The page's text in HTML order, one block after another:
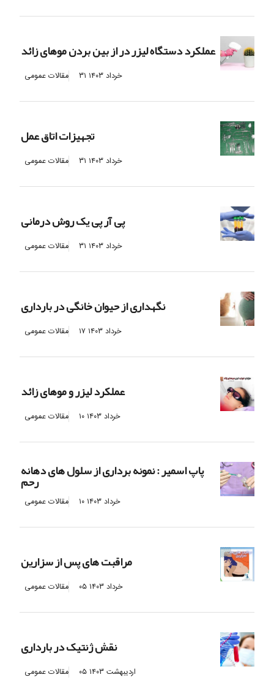
عملکرد دستگاه لیزر در از بین بردن موهای زائد
مقالات عمومی ۳۱ خرداد ۱۴۰۳
تجهیزات اتاق عمل
مقالات عمومی ۳۱ خرداد ۱۴۰۳
پی آر پی یک روش درمانی
مقالات عمومی ۳۱ خرداد ۱۴۰۳
نگهداری از حیوان خانگی در بارداری
مقالات عمومی ۱۷ خرداد ۱۴۰۳
عملکرد لیزر و موهای زائد
مقالات عمومی ۱۰ خرداد ۱۴۰۳
پاپ اسمیر : نمونه برداری از سلول های دهانه
رحم
مقالات عمومی ۱۰ خرداد ۱۴۰۳
مراقبت های پس از سزارین
مقالات عمومی ۰۵ خرداد ۱۴۰۳
نقش ژنتیک در بارداری
مقالات عمومی ۰۵ اردیبهشت ۱۴۰۳